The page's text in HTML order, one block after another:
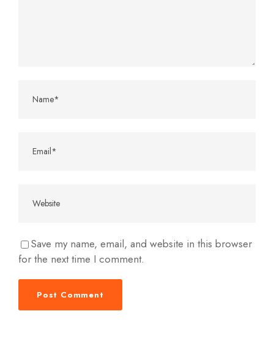
Save my name, email, and website in this browser
for the next time I comment.